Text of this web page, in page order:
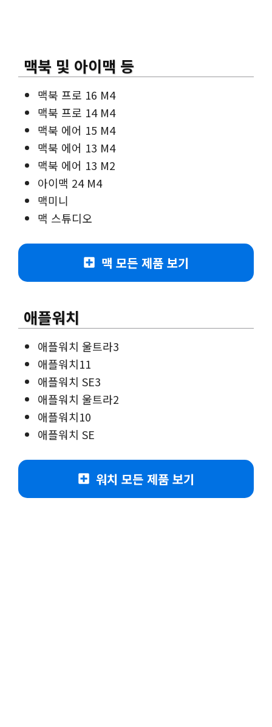
맥북 및 아이맥 등
맥북 프로 16 M4
맥북 프로 14 M4
맥북 에어 15 M4
맥북 에어 13 M4
맥북 에어 13 M2
아이맥 24 M4
맥미니
맥 스튜디오
맥 모든 제품 보기
애플워치
애플워치 울트라3
애플워치11
애플워치 SE3
애플워치 울트라2
애플워치10
애플워치 SE
워치 모든 제품 보기